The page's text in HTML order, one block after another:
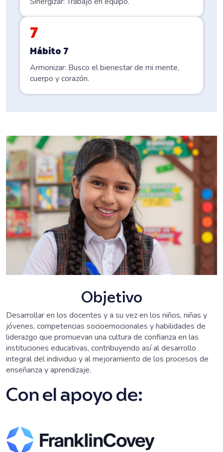
7
Hábito 7
Armonizar: Busco el bienestar de mi mente,
cuerpo y corazón.
Objetivo
Desarrollar en los docentes y a su vez en los niños, niñas y
jóvenes, competencias socioemocionales y habilidades de
liderazgo que promuevan una cultura de confianza en las
instituciones educativas, contribuyendo así al desarrollo
integral del individuo y al mejoramiento de los procesos de
enseñanza y aprendizaje.
Con el apoyo de: